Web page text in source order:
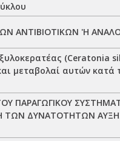
ΑΝΤΙΒΙΟΤΙΚΩΝ 'Η
(Ceratonia
μεταβολαί αυτών κατά
ΠΑΡΑΓΩΓΙΚΟΥ
ΤΩΝ ΔΥΝΑΤΟΤΗΤΩΝ